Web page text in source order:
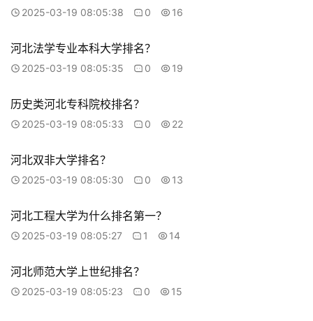
2025-03-19 08:05:38 0 16
河北法学专业本科大学排名？
2025-03-19 08:05:35 0 19
历史类河北专科院校排名？
2025-03-19 08:05:33 0 22
河北双非大学排名？
2025-03-19 08:05:30 0 13
河北工程大学为什么排名第一？
2025-03-19 08:05:27 1 14
河北师范大学上世纪排名？
2025-03-19 08:05:23 0 15